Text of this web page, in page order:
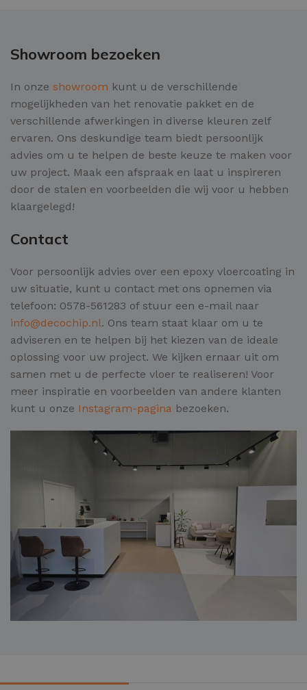
Showroom bezoeken
In onze showroom kunt u de verschillende
mogelijkheden van het renovatie pakket en de
verschillende afwerkingen in diverse kleuren zelf
ervaren. Ons deskundige team biedt persoonlijk
advies om u te helpen de beste keuze te maken voor
uw project. Maak een afspraak en laat u inspireren
door de stalen en voorbeelden die wij voor u hebben
klaargelegd!
Contact
Voor persoonlijk advies over een epoxy vloercoating in
uw situatie, kunt u contact met ons opnemen via
telefoon: 0578-561283 of stuur een e-mail naar
info@decochip.nl. Ons team staat klaar om u te
adviseren en te helpen bij het kiezen van de ideale
oplossing voor uw project. We kijken ernaar uit om
samen met u de perfecte vloer te realiseren! Voor
meer inspiratie en voorbeelden van andere klanten
kunt u onze Instagram-pagina bezoeken.